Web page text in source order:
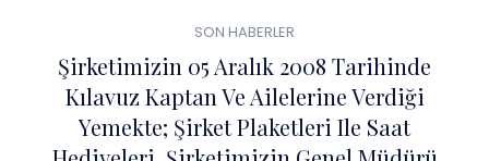
ŞUB
SON HABERLER
Şirketimizin 05 Aralık 2008 Tarihinde
Kılavuz Kaptan Ve Ailelerine Verdiği
Yemekte; Şirket Plaketleri Ile Saat